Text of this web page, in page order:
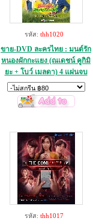
รหัส: thh1020
ขาย-DVD ละครไทย : มนต์รัก
หนองผักกะแยง (ณเดชน์ คูกิมิ
ยะ + โบว์ เมลดา) 4 แผ่นจบ
รหัส: thh1017